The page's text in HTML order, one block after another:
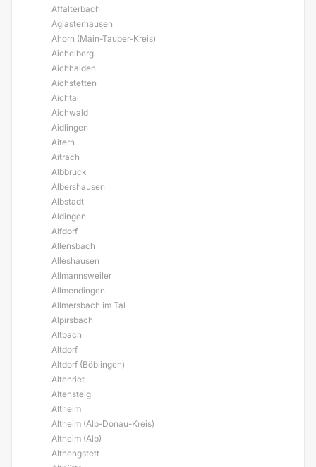
Affalterbach
Aglasterhausen
Ahorn (Main-Tauber-Kreis)
Aichelberg
Aichhalden
Aichstetten
Aichtal
Aichwald
Aidlingen
Aitern
Aitrach
Albbruck
Albershausen
Albstadt
Aldingen
Alfdorf
Allensbach
Alleshausen
Allmannsweiler
Allmendingen
Allmersbach im Tal
Alpirsbach
Altbach
Altdorf
Altdorf (Böblingen)
Altenriet
Altensteig
Altheim
Altheim (Alb-Donau-Kreis)
Altheim (Alb)
Althengstett